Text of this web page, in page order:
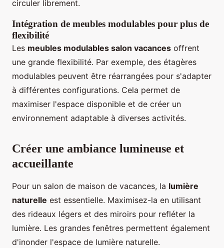
circuler librement.
Intégration de meubles modulables pour plus de
flexibilité
Les meubles modulables salon vacances offrent
une grande flexibilité. Par exemple, des étagères
modulables peuvent être réarrangées pour s'adapter
à différentes configurations. Cela permet de
maximiser l'espace disponible et de créer un
environnement adaptable à diverses activités.
Créer une ambiance lumineuse et
accueillante
Pour un salon de maison de vacances, la lumière
naturelle est essentielle. Maximisez-la en utilisant
des rideaux légers et des miroirs pour refléter la
lumière. Les grandes fenêtres permettent également
d'inonder l'espace de lumière naturelle.